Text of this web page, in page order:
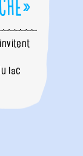
lac